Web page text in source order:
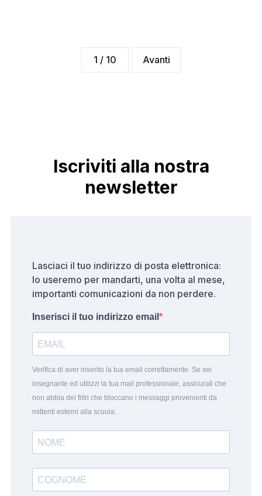
1 / 10 Avanti
Iscriviti alla nostra
newsletter
Lasciaci il tuo indirizzo di posta elettronica:
lo useremo per mandarti, una volta al mese,
importanti comunicazioni da non perdere.
Inserisci il tuo indirizzo email
Verifica di aver inserito la tua email correttamente. Se sei
insegnante ed utilizzi la tua mail professionale, assicurati che
non abbia dei filtri che bloccano i messaggi provenienti da
mittenti esterni alla scuola.